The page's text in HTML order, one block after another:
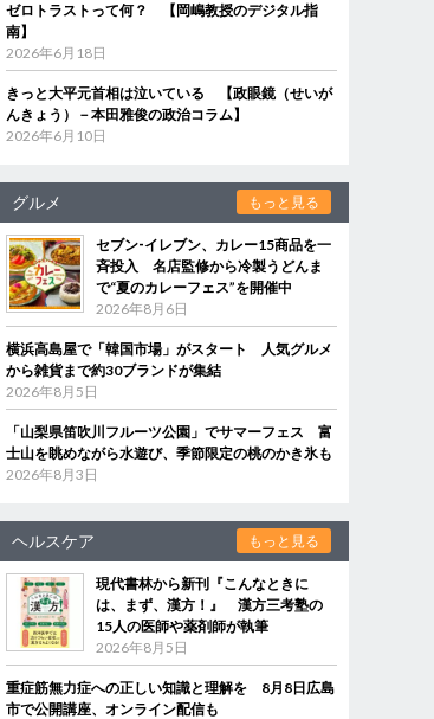
ゼロトラストって何？ 【岡嶋教授のデジタル指
南】
2026年6月18日
きっと大平元首相は泣いている 【政眼鏡（せいが
んきょう）－本田雅俊の政治コラム】
2026年6月10日
グルメ もっと見る
セブン‐イレブン、カレー15商品を一
斉投入 名店監修から冷製うどんま
で“夏のカレーフェス”を開催中
2026年8月6日
横浜高島屋で「韓国市場」がスタート 人気グルメ
から雑貨まで約30ブランドが集結
2026年8月5日
「山梨県笛吹川フルーツ公園」でサマーフェス 富
士山を眺めながら水遊び、季節限定の桃のかき氷も
2026年8月3日
ヘルスケア もっと見る
現代書林から新刊『こんなときに
は、まず、漢方！』 漢方三考塾の
15人の医師や薬剤師が執筆
2026年8月5日
重症筋無力症への正しい知識と理解を 8月8日広島
市で公開講座、オンライン配信も